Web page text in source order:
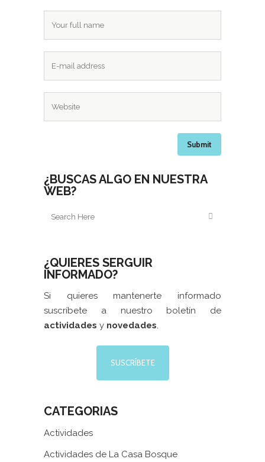
¿BUSCAS ALGO EN NUESTRA
WEB?
¿QUIERES SERGUIR
INFORMADO?
Si quieres mantenerte informado
suscríbete a nuestro boletín de
actividades y novedades.
SUSCRÍBETE
CATEGORIAS
Actividades
Actividades de La Casa Bosque